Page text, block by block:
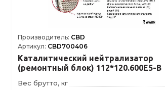
Производитель: CBD
Артикул: CBD700406
Каталитический нейтрализатор
(ремонтный блок) 112*120.600Е5-B
Вес брутто, кг